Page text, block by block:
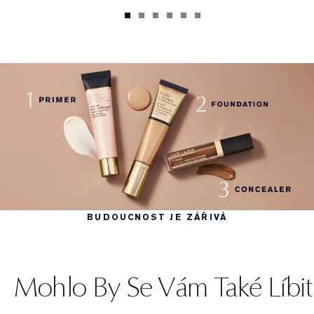
BUDOUCNOST JE ZÁŘIVÁ
Mohlo By Se Vám Také Líbit